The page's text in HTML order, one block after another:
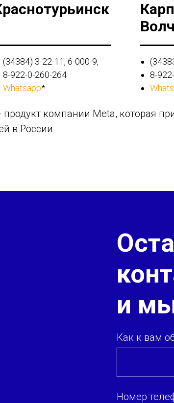
(34384) 3-22-11, 6-000-9,
8-922-0-260-264
Whatsapp*
8-
продукт компании Meta, которая
в России
и
Как к вам
Номер